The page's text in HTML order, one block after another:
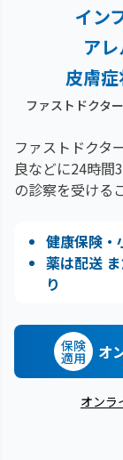
イン
アレ
皮膚
ファストドクタ
ファストドクタ
良などに24時間
の診察を受ける
健康保険・
薬は配送
り
保険
適用 オ
オンラ